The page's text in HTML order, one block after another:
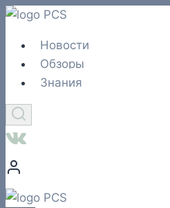
Перейти
содержимому
Новости
Обзоры
Знания